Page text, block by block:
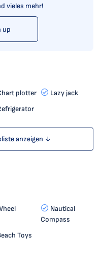
vieles mehr!
up
plotter
Lazy jack
anzeigen ↓
Nautical
Compass
Toys